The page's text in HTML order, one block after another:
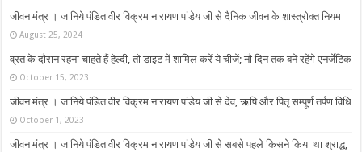
जीवन मंत्र । जानिये पंडित वीर विक्रम नारायण पांडेय जी से दैनिक जीवन के शास्त्रोक्त नियम
August 25, 2024
व्रत के दौरान रहना चाहते हैं हेल्दी, तो डाइट में शामिल करें ये चीजें; नौ दिन तक बने रहेंगे एनर्जेटिक
October 15, 2023
जीवन मंत्र । जानिये पंडित वीर विक्रम नारायण पांडेय जी से देव, ऋषि और पितृ सम्पूर्ण तर्पण विधि
October 1, 2023
जीवन मंत्र । जानिये पंडित वीर विक्रम नारायण पांडेय जी से सबसे पहले किसने किया था श्राद्ध,